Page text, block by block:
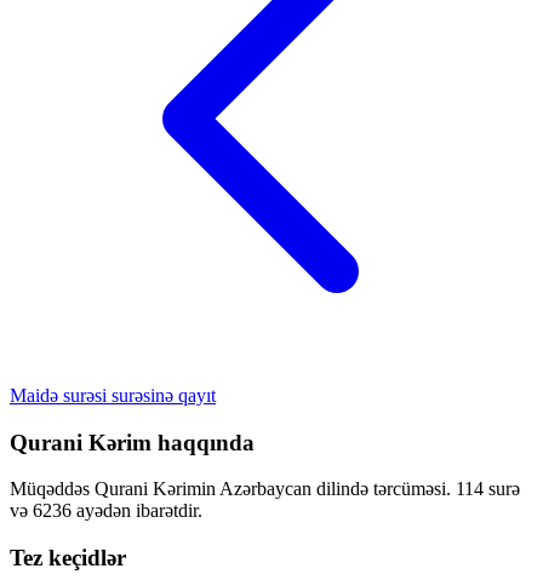
Maidə surəsi surəsinə qayıt
Qurani Kərim haqqında
Müqəddəs Qurani Kərimin Azərbaycan dilində tərcüməsi. 114 surə
və 6236 ayədən ibarətdir.
Tez keçidlər